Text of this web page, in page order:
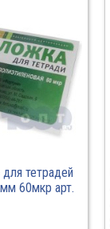
тетрадей
60мкр арт.